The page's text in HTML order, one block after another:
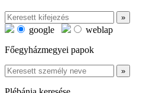
google
weblap
Főegyházmegyei papok